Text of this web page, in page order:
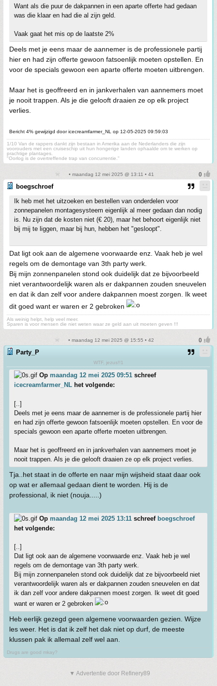
Want als die puur de dakpannen in een aparte offerte had gedaan
was die klaar en had die al zijn geld.
Vaak gaat het mis op de laatste 2%
Deels met je eens maar de aannemer is de professionele partij
hier en had zijn offerte gewoon fatsoenlijk moeten opstellen. En
voor de specials gewoon een aparte offerte moeten uitbrengen.
Maar het is geoffreerd en in jankverhalen van aannemers moet
je nooit trappen. Als je die gelooft draaien ze op elk project
verlies.
Bericht 4% gewijzigd door icecreamfarmer_NL op 12-05-2025 09:59:03
1/10 Van de rappers dankt zijn bestaan in Amerika aan de Nederlanders die zijn
voorouders met een cruiseschip uit hun hongerige landen ophaalde om te werken op
prachtige plantages.
"Oorlog is de overtreffende trap van concurrentie."
• maandag 12 mei 2025 @ 13:11 • 41
boegschroef
Ik heb met het uitzoeken en bestellen van onderdelen voor
zonnepanelen montagesysteem eigenlijk al meer gedaan dan nodig
is. Nu zijn dat de kosten niet (€ 20), maar het behoort eigenlijk niet
bij mij te liggen, maar bij hun, hebben het "gesloopt".
Dat ligt ook aan de algemene voorwaarde enz. Vaak heb je wel
regels om de demontage van 3th party werk.
Bij mijn zonnenpanelen stond ook duidelijk dat ze bijvoorbeeld
niet verantwoordelijk waren als er dakpannen zouden sneuvelen
en dat ik dan zelf voor andere dakpannen moest zorgen. Ik weet
dit goed want er waren er 2 gebroken
Als weinig helpt, help veel meer.
Sparen is voor mensen die niet weten waar ze geld aan uit moeten geven !!!
• maandag 12 mei 2025 @ 15:55 • 42
Party_P
WTF, jezus!!1
Op maandag 12 mei 2025 09:51 schreef
icecreamfarmer_NL het volgende:
[..]
Deels met je eens maar de aannemer is de professionele partij hier
en had zijn offerte gewoon fatsoenlijk moeten opstellen. En voor de
specials gewoon een aparte offerte moeten uitbrengen.
Maar het is geoffreerd en in jankverhalen van aannemers moet je
nooit trappen. Als je die gelooft draaien ze op elk project verlies.
Tja..het staat in de offerte en naar mijn wijsheid staat daar ook
op wat er allemaal gedaan dient te worden. Hij is de
professional, ik niet (nouja.....)
Op maandag 12 mei 2025 13:11 schreef boegschroef
het volgende:
[..]
Dat ligt ook aan de algemene voorwaarde enz. Vaak heb je wel
regels om de demontage van 3th party werk.
Bij mijn zonnenpanelen stond ook duidelijk dat ze bijvoorbeeld niet
verantwoordelijk waren als er dakpannen zouden sneuvelen en dat
ik dan zelf voor andere dakpannen moest zorgen. Ik weet dit goed
want er waren er 2 gebroken
Heb eerlijk gezegd geen algemene voorwaarden gezien. Wijze
les weer. Het is dat ik zelf het dak niet op durf, de meeste
klussen pak ik allemaal zelf wel aan.
Drugs are good mkay?
▼ Advertentie door Refinery89